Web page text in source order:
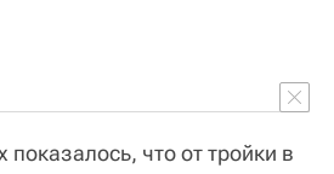
что от тройки в